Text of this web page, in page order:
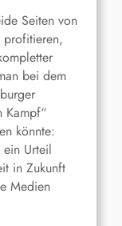
Seiten von
profitieren,
bei dem
Kampf“
könnte:
ein Urteil
in Zukunft
Medien